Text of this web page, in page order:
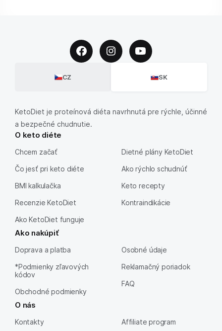
CZ SK
KetoDiet je proteínová diéta navrhnutá pre rýchle, účinné
a bezpečné chudnutie.
O keto diéte
Chcem začať
Čo jesť pri keto diéte
BMI kalkulačka
Recenzie KetoDiet
Ako KetoDiet funguje
Dietné plány KetoDiet
Ako rýchlo schudnúť
Keto recepty
Kontraindikácie
Ako nakúpiť
Doprava a platba
*Podmienky zľavových
kódov
Obchodné podmienky
Osobné údaje
Reklamačný poriadok
FAQ
O nás
Kontakty Affiliate program